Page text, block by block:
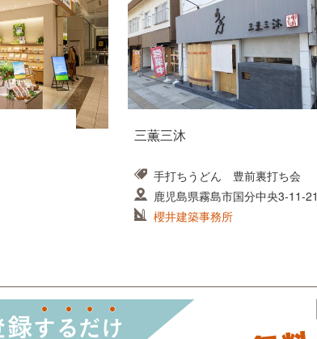
三薫三沐
手打ちうどん 豊前裏打ち会
鹿児島県霧島市国分中央3-11-21
櫻井建築事務所